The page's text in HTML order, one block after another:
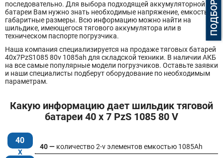
последовательно. Для выбора подходящей аккумуляторной
батареи Вам нужно знать необходимые напряжение, емкость и
габаритные размеры. Всю информацию можно найти на
шильдике, имеющегося тягового аккумулятора или в
техническом паспорте погрузчика.
Наша компания специализируется на продаже тяговых батарей
40х7PzS1085 80v 1085ah для складской техники. В наличии АКБ
на все самые популярные модели погрузчиков. Оставьте заявки
и наши специалисты подберут оборудование по необходимым
параметрам.
Какую информацию дает шильдик тяговой
батареи 40 x 7 PzS 1085 80 V
40
40 — количество 2-v элементов емкостью 1085Ah